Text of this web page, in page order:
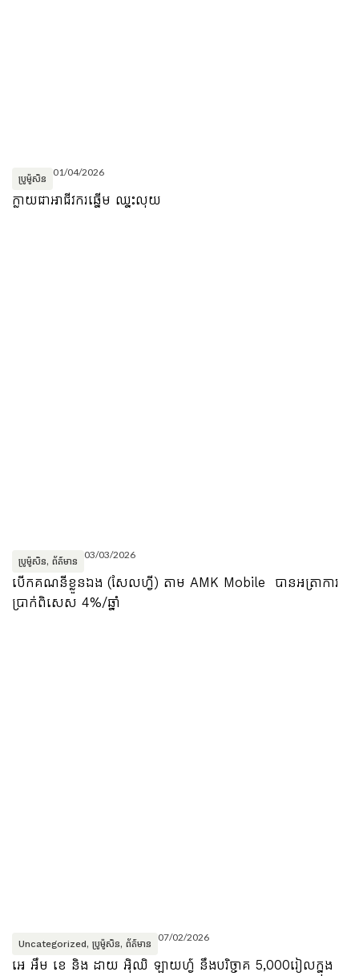
ប្រូម៉ូសិន
01/04/2026
ក្លាយជាអាជីវករឆ្នើម ឈ្នះលុយ
ប្រូម៉ូសិន, ព័ត៌មាន
03/03/2026
បើកគណនីខ្លួនឯង (សែលហ្វី) តាម AMK Mobile បានអត្រាការ
ប្រាក់ពិសេស 4%/ឆ្នាំ
Uncategorized, ប្រូម៉ូសិន, ព័ត៌មាន
07/02/2026
អេ អឹម ខេ និង ដាយ អ៊ិឈិ ឡាយហ្វ៍ នឹងបរិច្ចាគ 5,000រៀលក្នុង